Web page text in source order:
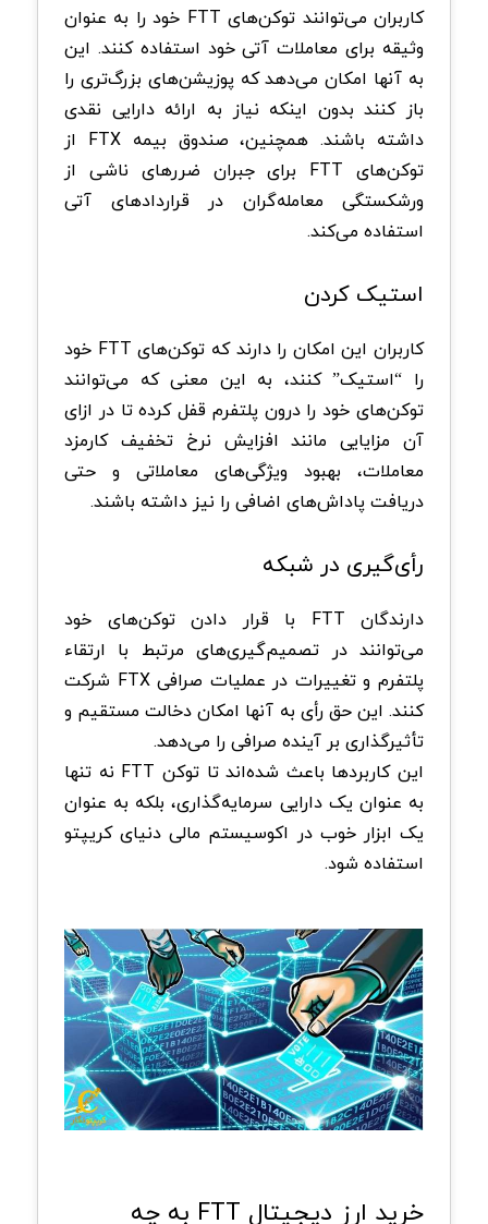
کاربران می‌توانند توکن‌های FTT خود را به عنوان
وثیقه برای معاملات آتی خود استفاده کنند. این
به آنها امکان می‌دهد که پوزیشن‌های بزرگ‌تری را
باز کنند بدون اینکه نیاز به ارائه دارایی نقدی
داشته باشند. همچنین، صندوق بیمه FTX از
توکن‌های FTT برای جبران ضررهای ناشی از
ورشکستگی معامله‌گران در قراردادهای آتی
استفاده می‌کند.
استیک کردن
کاربران این امکان را دارند که توکن‌های FTT خود
را “استیک” کنند، به این معنی که می‌توانند
توکن‌های خود را درون پلتفرم قفل کرده تا در ازای
آن مزایایی مانند افزایش نرخ تخفیف کارمزد
معاملات، بهبود ویژگی‌های معاملاتی و حتی
دریافت پاداش‌های اضافی را نیز داشته باشند.
رأی‌گیری در شبکه
دارندگان FTT با قرار دادن توکن‌های خود
می‌توانند در تصمیم‌گیری‌های مرتبط با ارتقاء
پلتفرم و تغییرات در عملیات صرافی FTX شرکت
کنند. این حق رأی به آنها امکان دخالت مستقیم و
تأثیرگذاری بر آینده صرافی را می‌دهد.
این کاربردها باعث شده‌اند تا توکن FTT نه تنها
به عنوان یک دارایی سرمایه‌گذاری، بلکه به عنوان
یک ابزار خوب در اکوسیستم مالی دنیای کریپتو
استفاده شود.
خرید ارز دیجیتال FTT به چه